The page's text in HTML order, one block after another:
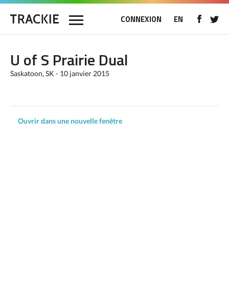
CONNEXION EN
U of S Prairie Dual
Saskatoon, SK - 10 janvier 2015
Ouvrir dans une nouvelle fenêtre